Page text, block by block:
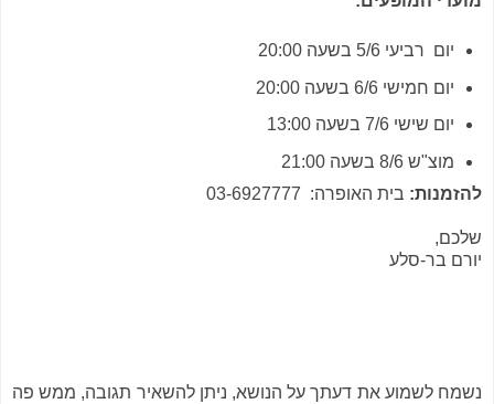
יום רביעי 5/6 בשעה 20:00
יום חמישי 6/6 בשעה 20:00
יום שישי 7/6 בשעה 13:00
מוצ"ש 8/6 בשעה 21:00
להזמנות: בית האופרה: 03-6927777
שלכם,
יורם בר-סלע
נשמח לשמוע את דעתך על הנושא, ניתן להשאיר תגובה, ממש פה